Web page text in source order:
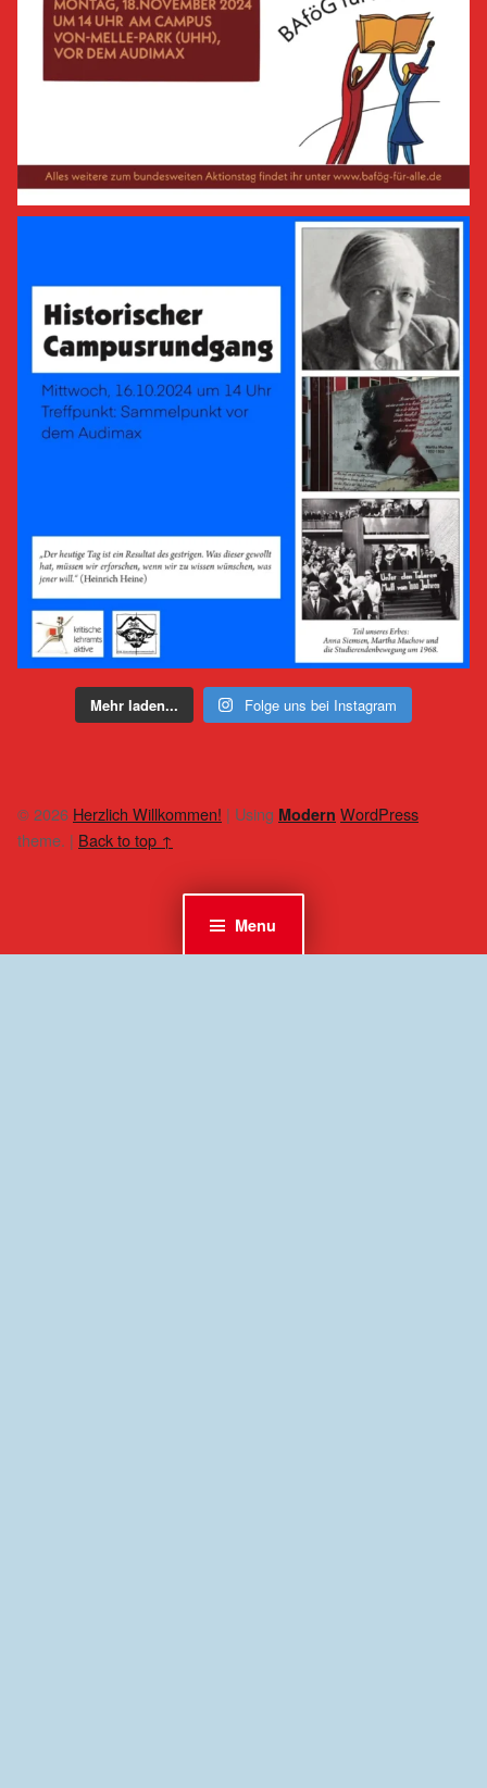
Menu
Mehr laden... Folge uns bei Instagram
© 2026 Herzlich Willkommen! | Using Modern WordPress
theme. | Back to top ↑